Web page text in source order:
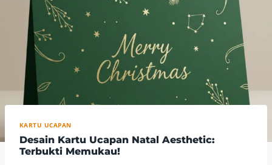
KARTU UCAPAN
Desain Kartu Ucapan Natal Aesthetic:
Terbukti Memukau!